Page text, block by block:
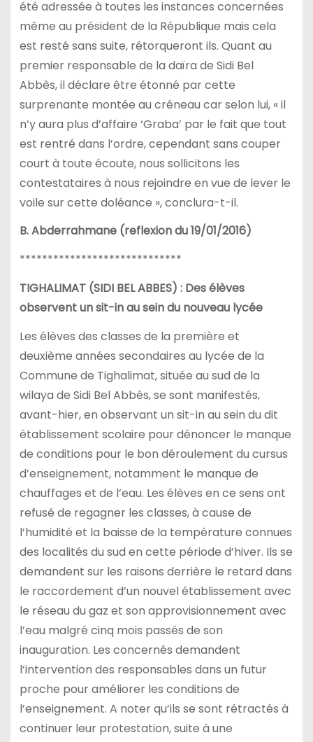
été adressée à toutes les instances concernées
même au président de la République mais cela
est resté sans suite, rétorqueront ils. Quant au
premier responsable de la daïra de Sidi Bel
Abbès, il déclare être étonné par cette
surprenante montée au créneau car selon lui, « il
n’y aura plus d’affaire ‘Graba’ par le fait que tout
est rentré dans l’ordre, cependant sans couper
court à toute écoute, nous sollicitons les
contestataires à nous rejoindre en vue de lever le
voile sur cette doléance », conclura-t-il.
B. Abderrahmane (reflexion du 19/01/2016)
*****************************
TIGHALIMAT (SIDI BEL ABBES) : Des élèves
observent un sit-in au sein du nouveau lycée
Les élèves des classes de la première et
deuxième années secondaires au lycée de la
Commune de Tighalimat, située au sud de la
wilaya de Sidi Bel Abbès, se sont manifestés,
avant-hier, en observant un sit-in au sein du dit
établissement scolaire pour dénoncer le manque
de conditions pour le bon déroulement du cursus
d’enseignement, notamment le manque de
chauffages et de l’eau. Les élèves en ce sens ont
refusé de regagner les classes, à cause de
l’humidité et la baisse de la température connues
des localités du sud en cette période d’hiver. Ils se
demandent sur les raisons derrière le retard dans
le raccordement d’un nouvel établissement avec
le réseau du gaz et son approvisionnement avec
l’eau malgré cinq mois passés de son
inauguration. Les concernés demandent
l’intervention des responsables dans un futur
proche pour améliorer les conditions de
l’enseignement. A noter qu’ils se sont rétractés à
continuer leur protestation, suite à une